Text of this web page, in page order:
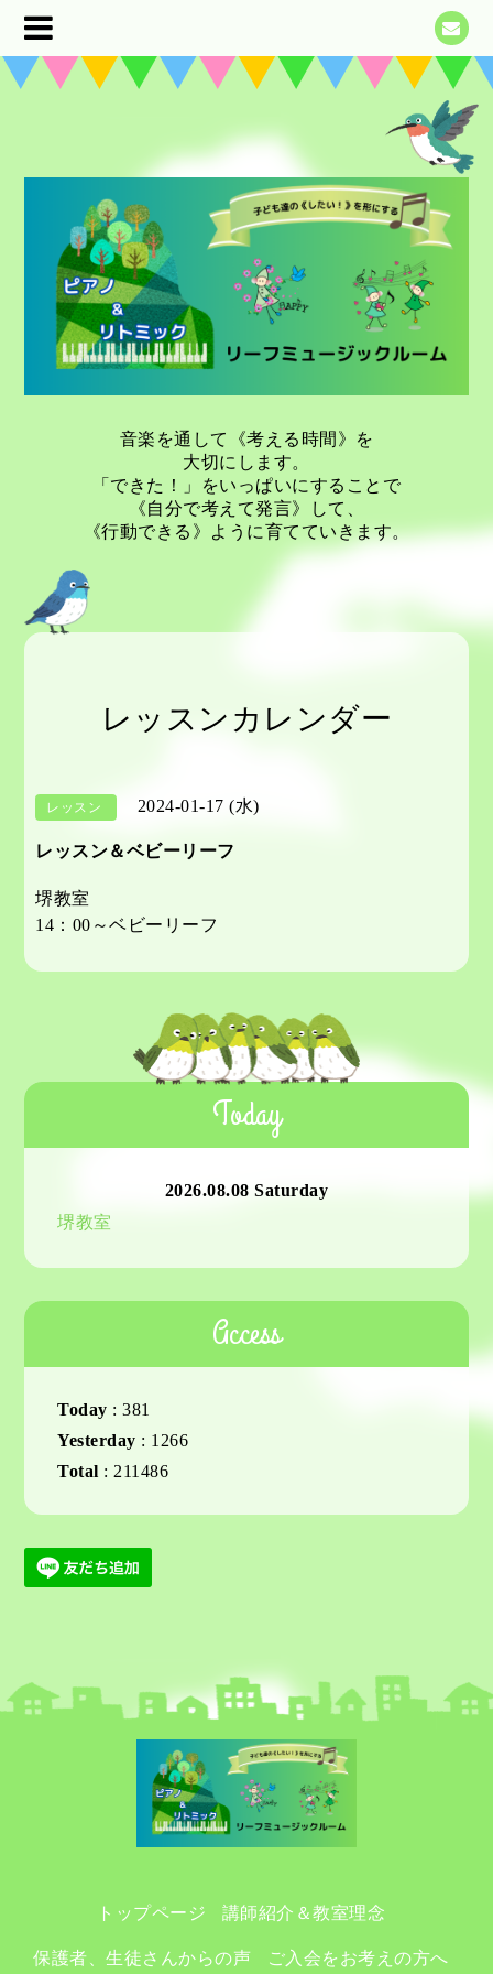
音楽を通して《考える時間》を
大切にします。
「できた！」をいっぱいにすることで
《自分で考えて発言》して、
《行動できる》ように育てていきます。
レッスンカレンダー
レッスン 2024-01-17 (水)
レッスン＆ベビーリーフ
堺教室
14：00～ベビーリーフ
Today
2026.08.08 Saturday
堺教室
Access
Today :381
Yesterday : 1266
Total : 211486
トップページ 講師紹介＆教室理念
保護者、生徒さんからの声 ご入会をお考えの方へ